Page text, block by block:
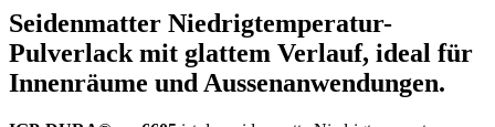
Seidenmatter Niedrigtemperatur-
Pulverlack mit glattem Verlauf, ideal für
Innenräume und Aussenanwendungen.